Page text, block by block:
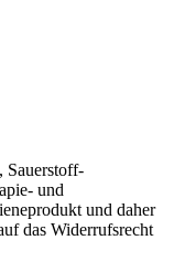
Sauerstoff-
und
und daher
das Widerrufsrecht